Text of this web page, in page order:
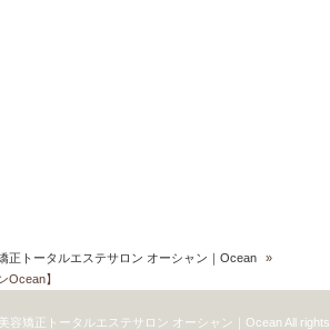
正トータルエステサロン オーシャン｜Ocean
»
Ocean】
容矯正トータルエステサロン オーシャン｜Ocean All rights